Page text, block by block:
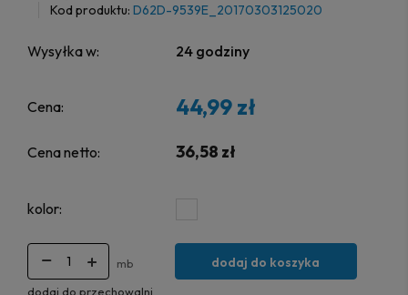
Kod produktu: D62D-9539E_20170303125020
Wysyłka w: 24 godziny
Cena: 44,99 zł
Cena netto: 36,58 zł
kolor:
mb dodaj do koszyka
dodaj do przechowalni